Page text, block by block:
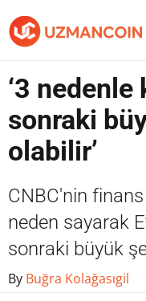
Piyasa
‘3
sonraki
olabilir’
CNBC'nin
neden sayarak
sonraki büyük
By Buğra Kolağasıgil